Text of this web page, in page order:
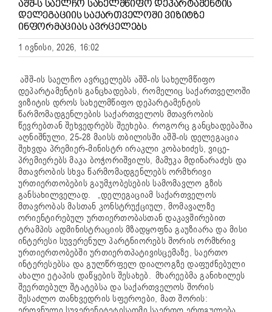
ᲐᲨᲨ-Ს ᲡᲐᲔᲚᲩᲝ ᲡᲐᲮᲔᲚᲛᲬᲘᲤᲝ ᲓᲔᲞᲐᲠᲢᲐᲛᲔᲜᲢᲘᲡ
ᲓᲔᲚᲔᲒᲐᲪᲘᲘᲡ ᲡᲐᲥᲐᲠᲗᲕᲔᲚᲝᲨᲘ ᲕᲘᲖᲘᲢᲖᲔ
ᲘᲜᲤᲝᲠᲛᲐᲪᲘᲐᲡ ᲐᲕᲠᲪᲔᲚᲔᲑᲡ
1 ივნისი, 2026, 16:02
აშშ-ის საელჩო ავრცელებს აშშ-ის სახელმწიფო
დეპარტამენტის განცხადებას, რომელიც საქართველოში
ვიზიტის დროს სახელმწიფო დეპარტამენტის
წარმომადგენლების საქართველოს მთავრობის
წევრებთან შეხვედრებს შეეხება. როგორც განცხადებაშია
აღნიშნული, 25-28 მაისს თბილისში აშშ-ის დელეგაცია
შეხვდა პრემიერ-მინისტრ ირაკლი კობახიძეს, ვიცე-
პრემიერებს მაკა ბოჭორიშვილს, მამუკა მდინარაძეს და
მთავრობის სხვა წარმომადგენლებს ორმხრივი
ურთიერთობების გაუმჯობესების სამომავლო გზის
განსახილველად. „დელეგაციამ საქართველოს
მთავრობას მასთან კონსტრუქციულ, მომავალზე
ორიენტირებულ ურთიერთობასთან დაკავშირებით
ტრამპის ადმინისტრაციის მზადყოფნა გაუზიარა და მისი
ინტერესი სუვერენულ პარტნიორებს შორის ორმხრივ
ურთიერთობებში ურთიერთპატივისცემაზე, საერთო
ინტერესებსა და გულწრფელ დიალოგზე დაფუძნებული
ახალი ეტაპის დაწყების შესახებ. მხარეებმა განიხილეს
შეერთებულ შტატებსა და საქართველოს შორის
შესაძლო თანხვედრის სფეროები, მათ შორის: